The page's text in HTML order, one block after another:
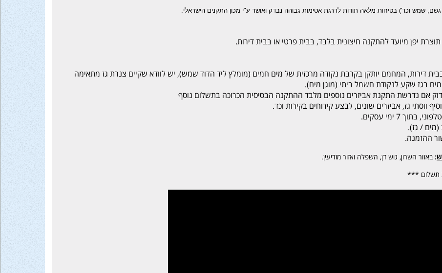
שמש וכד') בטיחות מלאה תודות לדרגת אטימות גבוהה נבדק ואושר ע"י מכון התקנים הישראלי.
דירות, המחמם יותקן בקרבת נקודה מרכזית של מים חמים (מומלץ ליד הדוד שמש), יש לוודא שקיים צנרת גז מתאימה
אם נדרשת התקנת אביזרים נוספים מלבד ההתקנה הבסיסית הכרוכה בתשלום נוסף
ווסתי גז, אביזרים שונים, לבצע קידוחים בקירות וכד.
7 ימי עסקים.
: באזור השרון, גוש דן, השפלה ואזור מודיעין.
תשלום ***